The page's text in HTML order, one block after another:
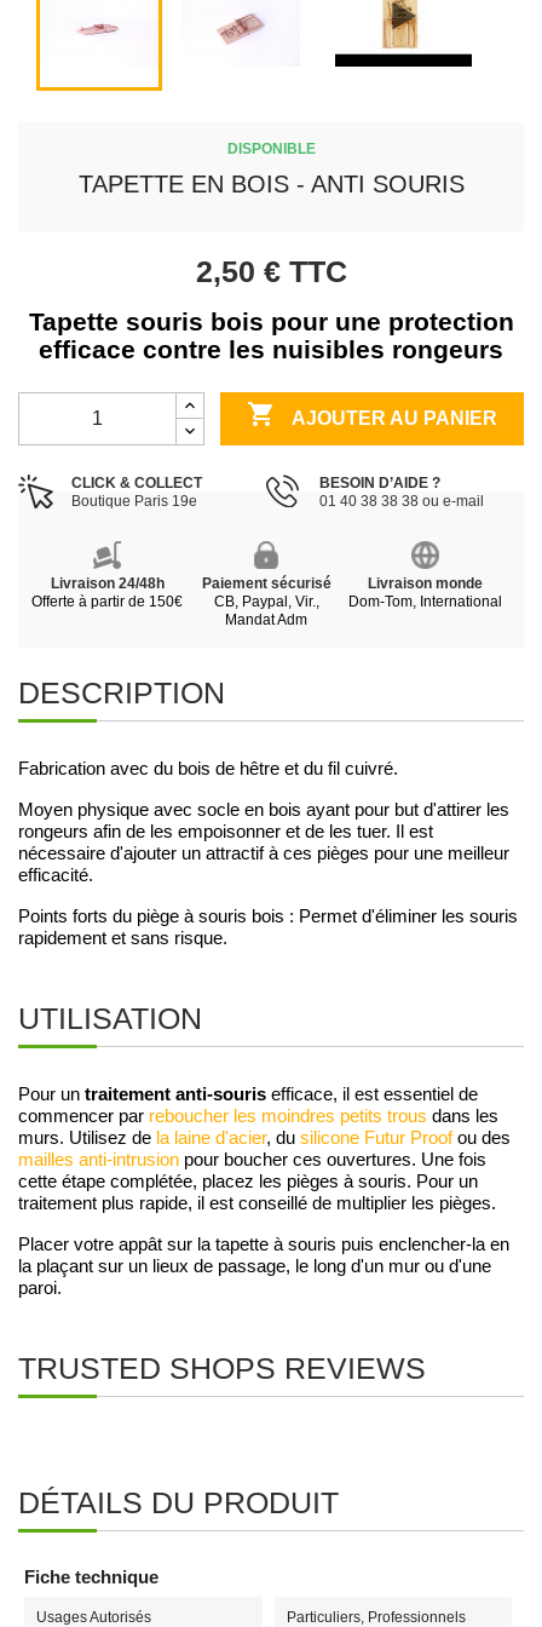
DISPONIBLE
TAPETTE EN BOIS - ANTI SOURIS
2,50 € TTC
Tapette souris bois pour une protection
efficace contre les nuisibles rongeurs
 AJOUTER AU PANIER
CLICK & COLLECT
Boutique Paris 19e
BESOIN D’AIDE ?
01 40 38 38 38 ou e-mail
Livraison 24/48h
Offerte à partir de 150€
Paiement sécurisé
CB, Paypal, Vir.,
Mandat Adm
Livraison monde
Dom-Tom, International
DESCRIPTION
Fabrication avec du bois de hêtre et du fil cuivré.
Moyen physique avec socle en bois ayant pour but d'attirer les
rongeurs afin de les empoisonner et de les tuer. Il est
nécessaire d'ajouter un attractif à ces pièges pour une meilleur
efficacité.
Points forts du piège à souris bois : Permet d'éliminer les souris
rapidement et sans risque.
UTILISATION
Pour un traitement anti-souris efficace, il est essentiel de
commencer par reboucher les moindres petits trous dans les
murs. Utilisez de la laine d'acier, du silicone Futur Proofou des
mailles anti-intrusion pour boucher ces ouvertures. Une fois
cette étape complétée, placez les pièges à souris. Pour un
traitement plus rapide, il est conseillé de multiplier les pièges.
Placer votre appât sur la tapette à souris puis enclencher-la en
la plaçant sur un lieux de passage, le long d'un mur ou d'une
paroi.
TRUSTED SHOPS REVIEWS
DÉTAILS DU PRODUIT
Fiche technique
Usages Autorisés Particuliers, Professionnels